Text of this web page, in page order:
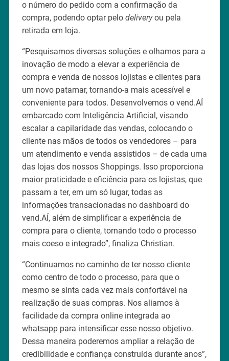
o número do pedido com a confirmação da
compra, podendo optar pelo deliveryou pela
retirada em loja.
“Pesquisamos diversas soluções e olhamos para a
inovação de modo a elevar a experiência de
compra e venda de nossos lojistas e clientes para
um novo patamar, tornando-a mais acessível e
conveniente para todos. Desenvolvemos o vend.AÍ
embarcado com Inteligência Artificial, visando
escalar a capilaridade das vendas, colocando o
cliente nas mãos de todos os vendedores – para
um atendimento e venda assistidos – de cada uma
das lojas dos nossos Shoppings. Isso proporciona
maior praticidade e eficiência para os lojistas, que
passam a ter, em um só lugar, todas as
informações transacionadas no dashboard do
vend.AÍ, além de simplificar a experiência de
compra para o cliente, tornando todo o processo
mais coeso e integrado”, finaliza Christian.
“Continuamos no caminho de ter nosso cliente
como centro de todo o processo, para que o
mesmo se sinta cada vez mais confortável na
realização de suas compras. Nos aliamos à
facilidade da compra online integrada ao
whatsapp para intensificar esse nosso objetivo.
Dessa maneira poderemos ampliar a relação de
credibilidade e confiança construída durante anos”,